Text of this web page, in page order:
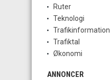
Ruter
Teknologi
Trafikinformation
Trafiktal
Økonomi
ANNONCER